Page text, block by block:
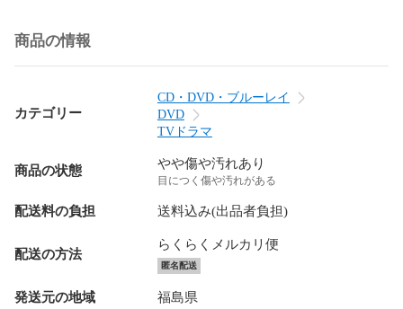
商品の情報
カテゴリー
CD・DVD・ブルーレイ
DVD
TVドラマ
商品の状態 やや傷や汚れあり
目につく傷や汚れがある
配送料の負担 送料込み(出品者負担)
配送の方法
らくらくメルカリ便
匿名配送
発送元の地域 福島県